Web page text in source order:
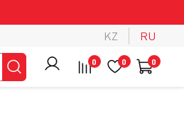
KZ RU
0 0 0